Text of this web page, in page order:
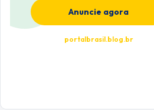
Anuncie agora
portalbrasil.blog.br